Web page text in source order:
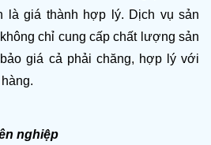
là giá thành hợp lý. Dịch vụ sản
chỉ cung cấp chất lượng sản
giá cả phải chăng, hợp lý với
nghiệp